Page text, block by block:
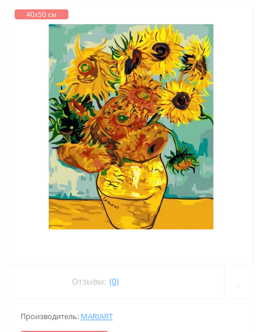
40х50 см
Отзывы: (0)
Производитель: MARIART